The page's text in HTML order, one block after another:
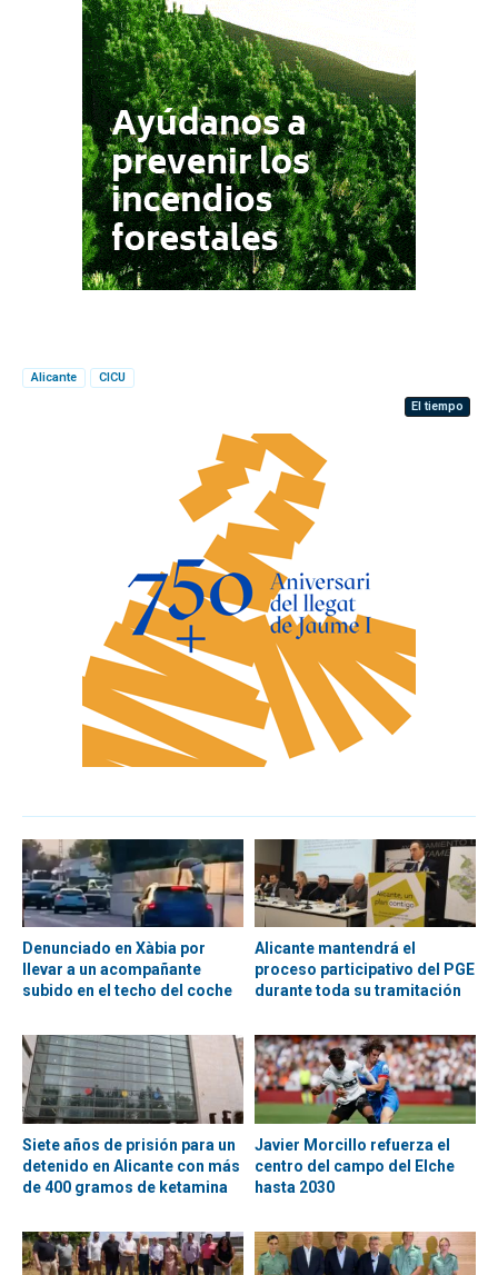
Alicante
CICU
El tiempo
Denunciado en Xàbia por
llevar a un acompañante
subido en el techo del coche
Alicante mantendrá el
proceso participativo del PGE
durante toda su tramitación
Siete años de prisión para un
detenido en Alicante con más
de 400 gramos de ketamina
Javier Morcillo refuerza el
centro del campo del Elche
hasta 2030